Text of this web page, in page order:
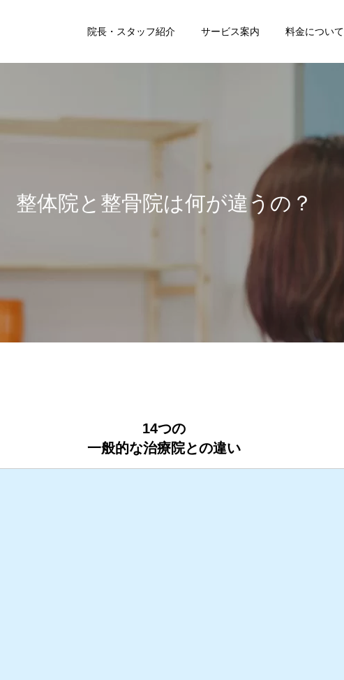
院長・スタッフ紹介 サービス案内 料金について
肩こり・頭痛改善コー
整体院と整骨院は何が違うの？
14つの
一般的な治療院との違い